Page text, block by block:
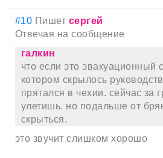
#10 Пишет сергей
Отвечая на сообщение
галкин
что если это эвакуационный
котором скрылось
прятался в чехии. сейчас за
улетишь. но подальше от
скрыться.
это звучит слишком хорошо